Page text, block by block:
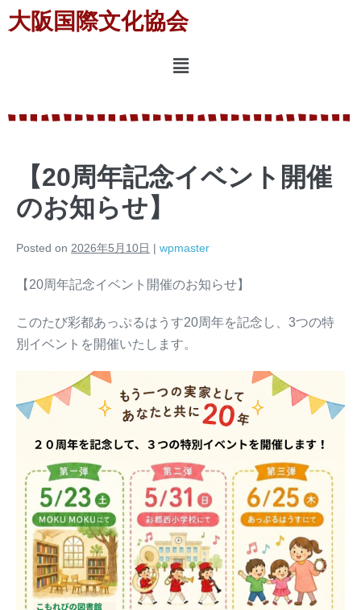
大阪国際文化協会
【20周年記念イベント開催
のお知らせ】
Posted on 2026年5月10日 | wpmaster
【20周年記念イベント開催のお知らせ】
このたび彩都あっぷるはうす20周年を記念し、3つの特
別イベントを開催いたします。